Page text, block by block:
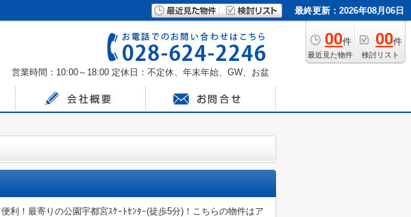
最終更新：2026年08月06日
00件
最近見た物件
00件
検討リスト
営業時間：10:00～18:00 定休日：不定休、年末年始、GW、お盆
利！最寄りの公園宇都宮ｽｹｰﾄｾﾝﾀｰ(徒歩5分)！こちらの物件はア